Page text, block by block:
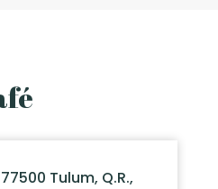
Tulum, Q.R.,